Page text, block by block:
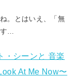
。とはいえ、「無
す…
・シーンと 音楽
At Me Now〜